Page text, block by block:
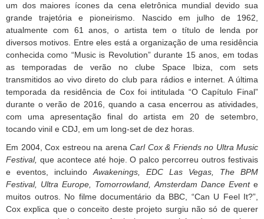
um dos maiores ícones da cena eletrônica mundial devido sua
grande trajetória e pioneirismo. Nascido em julho de 1962,
atualmente com 61 anos, o artista tem o título de lenda por
diversos motivos. Entre eles está a organização de uma residência
conhecida como “Music is Revolution” durante 15 anos, em todas
as temporadas de verão no clube Space Ibiza, com sets
transmitidos ao vivo direto do club para rádios e internet. A última
temporada da residência de Cox foi intitulada “O Capítulo Final”
durante o verão de 2016, quando a casa encerrou as atividades,
com uma apresentação final do artista em 20 de setembro,
tocando vinil e CDJ, em um long-set de dez horas.
Em 2004, Cox estreou na arena Carl Cox & Friends no Ultra Music
Festival, que acontece até hoje. O palco percorreu outros festivais
e eventos, incluindo Awakenings, EDC Las Vegas, The BPM
Festival, Ultra Europe, Tomorrowland, Amsterdam Dance Evente
muitos outros. No filme documentário da BBC, “Can U Feel It?”,
Cox explica que o conceito deste projeto surgiu não só de querer